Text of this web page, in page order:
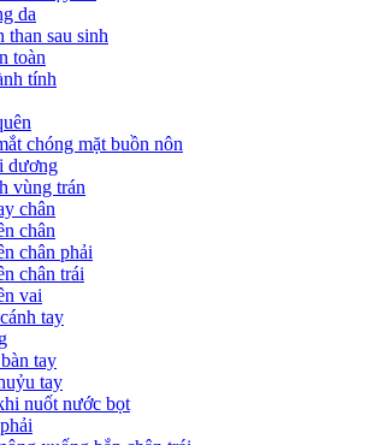
da
than sau sinh
toàn
tính
chóng mặt buồn nôn
dương
vùng trán
chân
chân
chân phải
chân trái
vai
tay
tay
tay
nuốt nước bọt